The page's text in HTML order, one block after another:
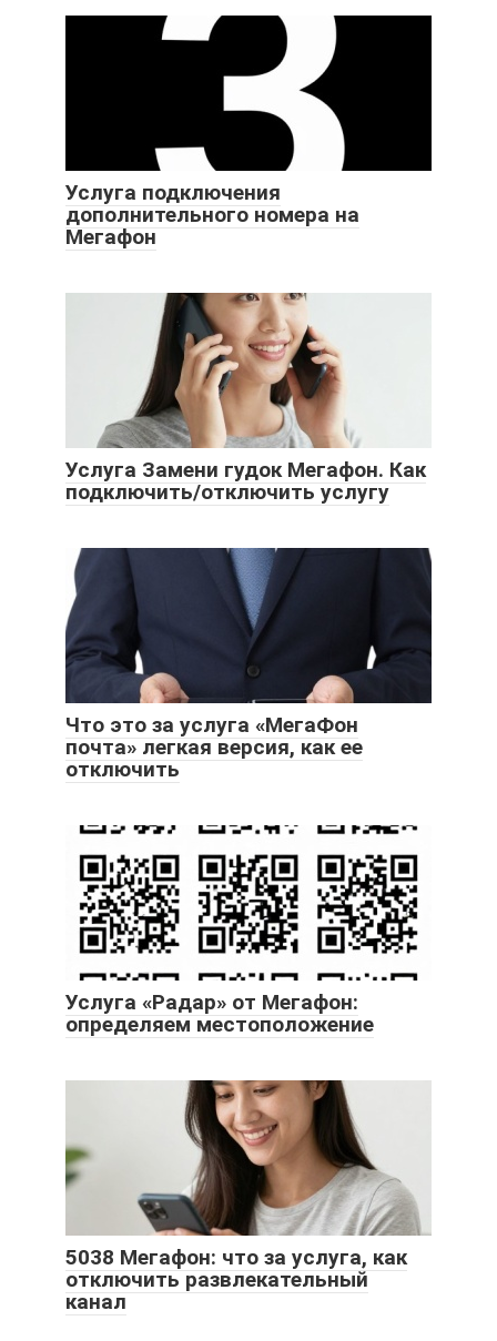
Услуга подключения
дополнительного номера на
Мегафон
Услуга Замени гудок Мегафон. Как
подключить/отключить услугу
Что это за услуга «МегаФон
почта» легкая версия, как ее
отключить
Услуга «Радар» от Мегафон:
определяем местоположение
5038 Мегафон: что за услуга, как
отключить развлекательный
канал